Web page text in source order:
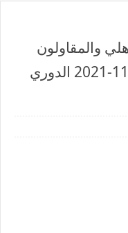
والمقاولون
العرب بث مباشر بتاريخ 19-11-2021 الدوري